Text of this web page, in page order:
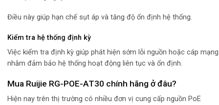
Điều này giúp hạn chế sụt áp và tăng độ ổn định hệ thống.
Kiểm tra hệ thống định kỳ
Việc kiểm tra định kỳ giúp phát hiện sớm lỗi nguồn hoặc cáp mạng
nhằm đảm bảo hệ thống hoạt động liên tục và ổn định.
Mua Ruijie RG-POE-AT30 chính hãng ở đâu?
Hiện nay trên thị trường có nhiều đơn vị cung cấp nguồn PoE